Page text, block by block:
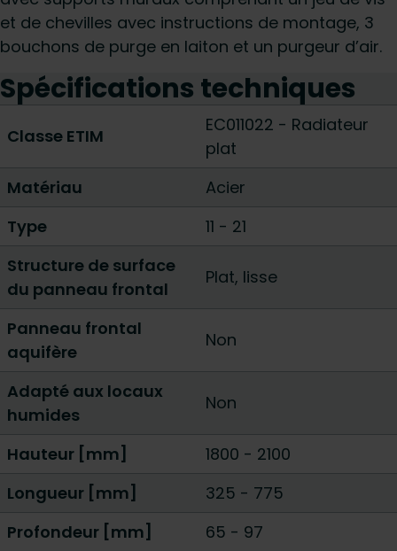
et de chevilles avec instructions de montage, 3
bouchons de purge en laiton et un purgeur d’air.
Spécifications techniques
Classe ETIM
EC011022 - Radiateur
plat
Matériau
Acier
Type
11 - 21
Structure de surface
du panneau frontal
Plat, lisse
Panneau frontal
aquifère
Non
Adapté aux locaux
humides
Non
Hauteur [mm] 1800 - 2100
Longueur [mm]
325 - 775
Profondeur [mm]
65 - 97